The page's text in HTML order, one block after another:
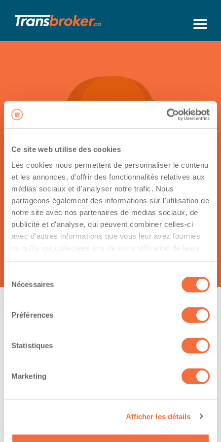
Ce site web utilise des cookies
Les cookies nous permettent de personnaliser le contenu
et les annonces, d'offrir des fonctionnalités relatives aux
médias sociaux et d'analyser notre trafic. Nous
partageons également des informations sur l'utilisation de
notre site avec nos partenaires de médias sociaux, de
publicité et d'analyse, qui peuvent combiner celles-ci
avec d'autres informations que vous leur avez fournies
ou qu'ils ont collectées lors de votre utilisation de leurs
du Nécessaires
Préférences
Statistiques
Marketing
Afficher les détails
Retour à sa fiche
Contactez
Marc-Andre Boulet
J9Y0B2, Rouyn-Noranda
Votre demande